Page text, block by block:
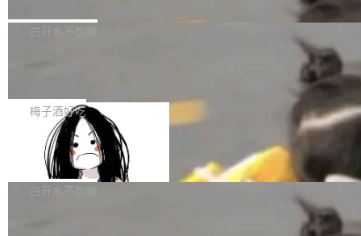
获配9...
题，该问题可能导致在旧版 Linux 内核...
P）！这一里程碑不仅标志着 Fluss 迈入新的发
长期停止内容更新，未能实现其作为“AI版维基百
提交的编辑请求也长期处于待处理状态。 Groki
pedia 于去年底上线，定位为由人工智能生成内
容的百科平台，被马斯克视为传统众包百科网站
维基百科的替代方案。Lawfare 调查发现，无论
热门页面还是低关注度页面，均未出现近期更
白开水不加糖
是这样的：配 MessageSource 的 Bean、写 R
eloadableResourceBundleMessageSource、
声明 LocaleResolver、注册 LocaleChangeInt
erceptor…五六步之后才能看到第一行翻译文
本。 Solon 换了个方式。整个 i18n 模块围绕三
梅子酒好吃
Apache Doris 4.1 全面增强 Iceberg：
支持 UPDATE、MERGE INTO 与 Iceb
erg V3
Apache Doris 4.1 要补齐的，正是缺失的那一
半。在已有查询能力的基础上，Doris 进一步支
白开水不加糖